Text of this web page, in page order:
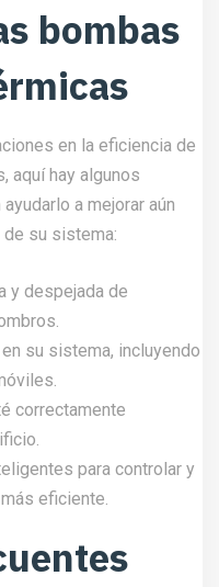
bombas
en la eficiencia de
aquí hay algunos
a mejorar aún
su sistema:
y despejada de
su sistema, incluyendo
correctamente
para controlar y
eficiente.